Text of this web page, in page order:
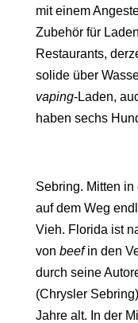
mit einem
Zubehör für
Restaurants,
solide über
vaping-Laden,
haben sechs
Sebring. Mitten
auf dem Weg
Vieh. Florida ist
von beefin den
durch seine
(Chrysler
Jahre alt. In der